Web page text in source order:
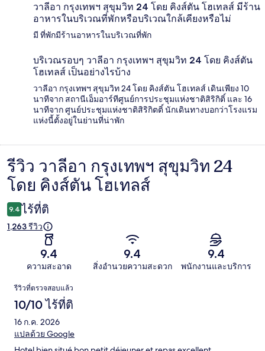
วาลีอา กรุงเทพฯ สุขุมวิท 24 โดย คิงส์ตัน โฮเทลส์ มีร้าน
อาหารในบริเวณที่พักหรือบริเวณใกล้เคียงหรือไม่
มี ที่พักมีร้านอาหารในบริเวณที่พัก
บริเวณรอบๆ วาลีอา กรุงเทพฯ สุขุมวิท 24 โดย คิงส์ตัน
โฮเทลส์ เป็นอย่างไรบ้าง
วาลีอา กรุงเทพฯ สุขุมวิท 24 โดย คิงส์ตัน โฮเทลส์ เดินเพียง 10
นาทีจาก สถานีเอ็มอาร์ทีศูนย์การประชุมแห่งชาติสิริกิติ์ และ 16
นาทีจาก ศูนย์ประชุมแห่งชาติสิริกิตติ์ นักเดินทางบอกว่าโรงแรม
แห่งนี้ตั้งอยู่ในย่านที่น่าพัก
รีวิว
รีวิว วาลีอา กรุงเทพฯ สุขุมวิท 24
โดย คิงส์ตัน โฮเทลส์
9.4 ไร้ที่ติ
1,263 รีวิว
9.4
ความสะอาด
9.4
สิ่งอำนวยความสะดวก
9.4
พนักงานและบริการ
รีวิว
รีวิวที่ตรวจสอบแล้ว
10/10 ไร้ที่ติ
16 ก.ค. 2026
แปลด้วย Google